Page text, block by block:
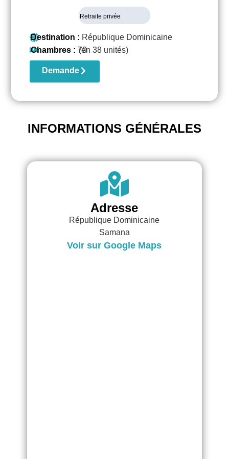
Retraite privée
Destination : République Dominicaine
Chambres : 70
(en 38 unités)
Demande
INFORMATIONS GÉNÉRALES
Adresse
République Dominicaine
Samana
Voir sur Google Maps